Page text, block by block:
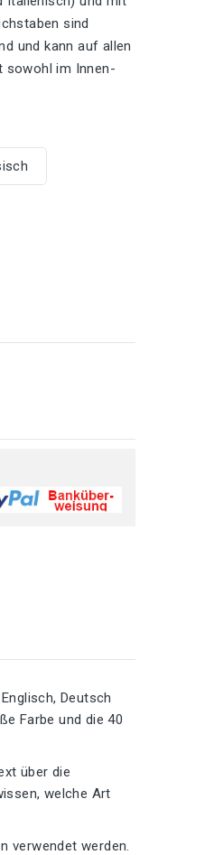
sind
und kann auf allen
sowohl im Innen-
Deutsch
Farbe und die 40
über die
welche Art
verwendet werden.